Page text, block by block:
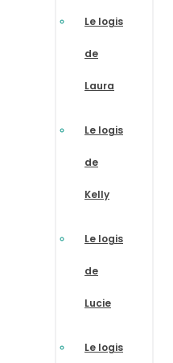
Le logis
de
Laura
Le logis
de
Kelly
Le logis
de
Lucie
Le logis